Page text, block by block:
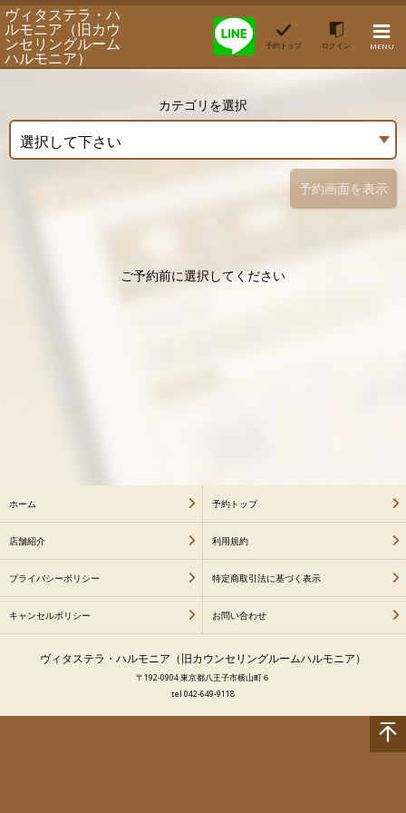
ヴィタステラ・ハ
ルモニア（旧カウ
ンセリングルーム
ハルモニア）
予約トップ ログイン MENU
カテゴリを選択
選択して下さい
予約画面を表示
ご予約前に選択してください
ホーム 予約トップ
店舗紹介 利用規約
プライバシーポリシー 特定商取引法に基づく表示
キャンセルポリシー お問い合わせ
ヴィタステラ・ハルモニア（旧カウンセリングルームハルモニア）
〒192-0904 東京都八王子市横山町６
tel 042-649-9118